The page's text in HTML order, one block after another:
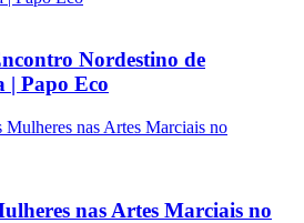
Nordestino de
| Papo Eco
nas Artes Marciais no